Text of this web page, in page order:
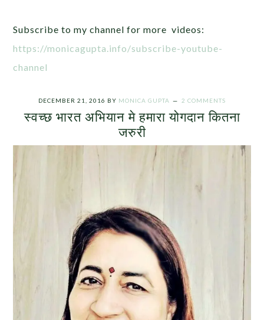
Subscribe to my channel for more videos:
https://monicagupta.info/subscribe-youtube-
channel
DECEMBER 21, 2016 BY MONICA GUPTA 2 COMMENTS
स्वच्छ भारत अभियान मे हमारा योगदान कितना
जरुरी